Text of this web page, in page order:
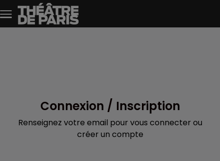
Aller au contenu principal
Connexion / Inscription
Renseignez votre email pour vous connecter ou
créer un compte